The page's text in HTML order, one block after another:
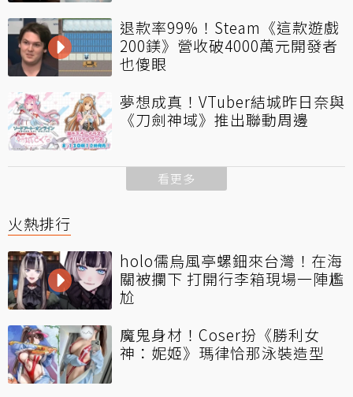
退款率99%！Steam《這款遊戲
200鎂》營收破4000萬元開發者
也傻眼
夢想成真！VTuber結城昨日奈與
《刀劍神域》推出聯動周邊
看更多
火熱排行
holo儒烏風亭螺鈿來台灣！在海
關被攔下 打開行李箱現場一陣尷
尬
魔鬼身材！Coser扮《勝利女
神：妮姬》瑪律恰那泳裝造型